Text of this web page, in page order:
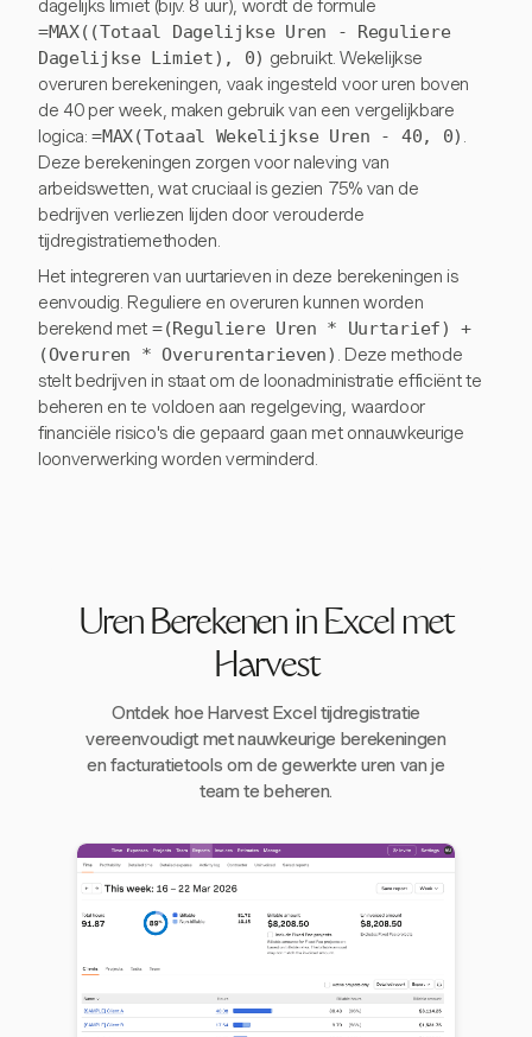
dagelijks limiet (bijv. 8 uur), wordt de formule
=MAX((Totaal Dagelijkse Uren - Reguliere
Dagelijkse Limiet), 0) gebruikt. Wekelijkse
overuren berekeningen, vaak ingesteld voor uren boven
de 40 per week, maken gebruik van een vergelijkbare
logica:=MAX(Totaal Wekelijkse Uren - 40, 0)
Deze berekeningen zorgen voor naleving van
arbeidswetten, wat cruciaal is gezien 75% van de
bedrijven verliezen lijden door verouderde
tijdregistratiemethoden.
Het integreren van uurtarieven in deze berekeningen is
eenvoudig. Reguliere en overuren kunnen worden
berekend met =(Reguliere Uren * Uurtarief) +
(Overuren * Overurentarieven) . Deze methode
stelt bedrijven in staat om de loonadministratie efficiënt te
beheren en te voldoen aan regelgeving, waardoor
financiële risico's die gepaard gaan met onnauwkeurige
loonverwerking worden verminderd.
Uren Berekenen in Excel met
Harvest
Ontdek hoe Harvest Excel tijdregistratie
vereenvoudigt met nauwkeurige berekeningen
en facturatietools om de gewerkte uren van je
team te beheren.